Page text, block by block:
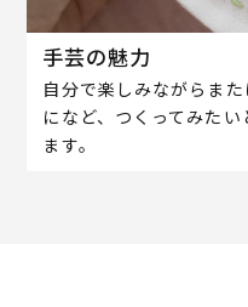
手芸の魅力
自分で楽しみながらま
になど、つくってみた
ます。